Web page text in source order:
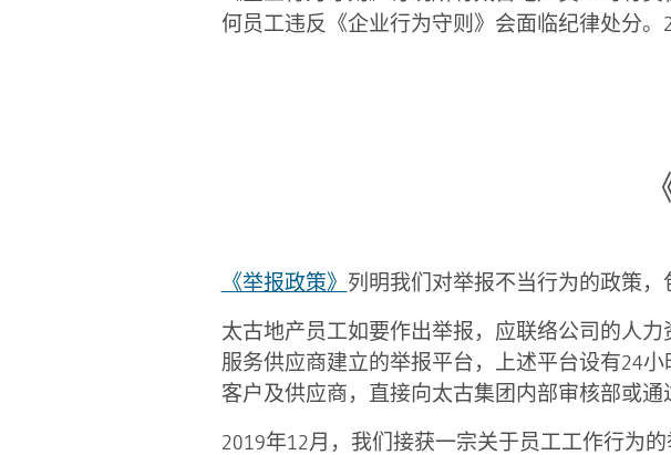
何员工违反《企业行为守则》会面临纪律处分。
《举报政策》 列明我们对举报不当行为的政策，
太古地产员工如要作出举报，应联络公司的人
服务供应商建立的举报平台，上述平台设有24
客户及供应商，直接向太古集团内部审核部或通
2019年12月，我们接获一宗关于员工工作行为